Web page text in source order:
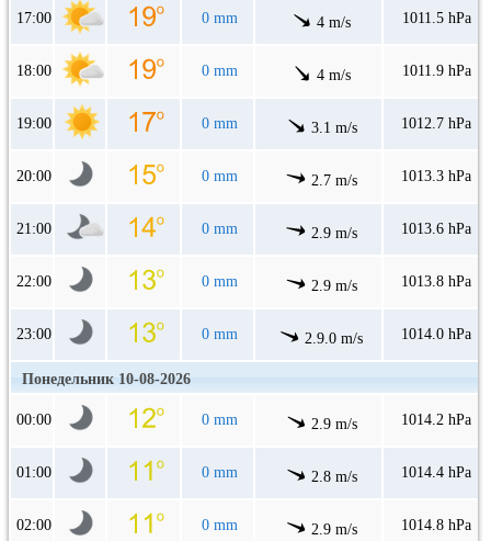
17:00 0 mm 4 m/s 1011.5 hPa
18:00 0 mm 4 m/s 1011.9 hPa
19:00 0 mm 3.1 m/s 1012.7 hPa
20:00 0 mm 2.7 m/s 1013.3 hPa
21:00 0 mm 2.9 m/s 1013.6 hPa
22:00 0 mm 2.9 m/s 1013.8 hPa
23:00 0 mm 2.9.0 m/s 1014.0 hPa
Понедельник 10-08-2026
00:00 0 mm 2.9 m/s 1014.2 hPa
01:00 0 mm 2.8 m/s 1014.4 hPa
02:00 0 mm 2.9 m/s 1014.8 hPa